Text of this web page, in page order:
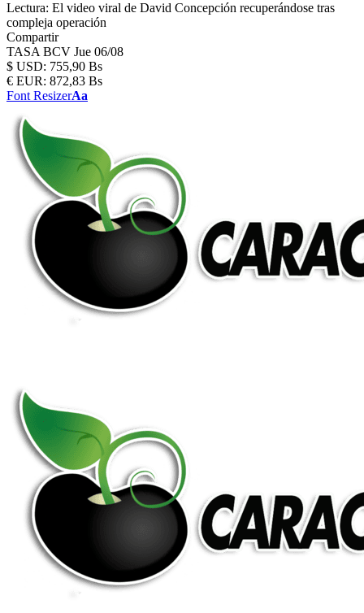
Lectura: El video viral de David Concepción recuperándose tras
compleja operación
Compartir
TASA BCV Jue 06/08
$ USD: 755,90 Bs
€ EUR: 872,83 Bs
Font ResizerAa